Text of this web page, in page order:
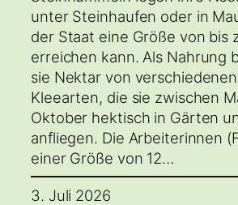
unter Steinhaufen oder in
der Staat eine Größe von bis
erreichen kann. Als Nahrung
sie Nektar von
Kleearten, die sie zwischen
Oktober hektisch in Gärten
anfliegen. Die Arbeiterinnen
einer Größe von 12…
3. Juli 2026